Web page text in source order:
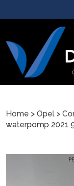
Home > Opel >
waterpomp 2021